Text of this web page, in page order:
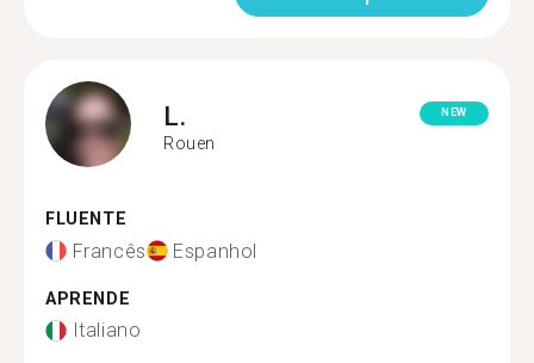
L.
Rouen
NEW
FLUENTE
Francês Espanhol
APRENDE
Italiano